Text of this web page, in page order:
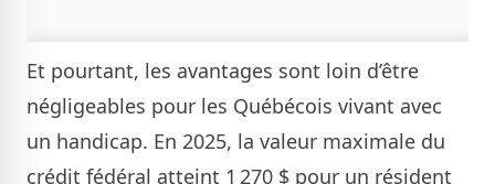
Et pourtant, les avantages sont loin d’être
négligeables pour les Québécois vivant avec
un handicap. En 2025, la valeur maximale du
crédit fédéral atteint 1 270 $ pour un résident